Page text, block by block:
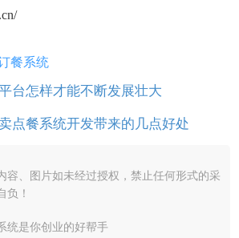
餐系统
台怎样才能不断发展壮大
点餐系统开发带来的几点好处
容、图片如未经过授权，禁止任何形式的采
负！
统是你创业的好帮手